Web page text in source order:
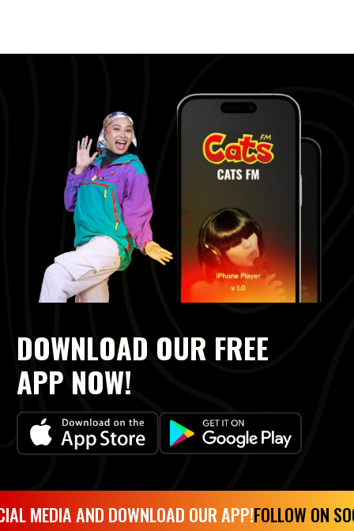
DOWNLOAD OUR FREE
APP NOW!
MEDIA AND DOWNLOAD OUR APP!FOLLOW ON